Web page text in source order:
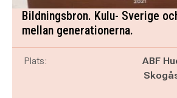
Bildningsbron. Kulu- Sverige
mellan generationerna.
Plats:
ABF